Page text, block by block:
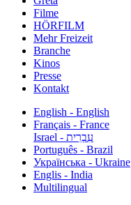
Filme
HÖRFILM
Mehr Freizeit
Branche
Kinos
Presse
Kontakt
English - English
Français - France
עִבְרִית - Israel
Português - Brazil
Українська - Ukraine
Englis - India
Multilingual